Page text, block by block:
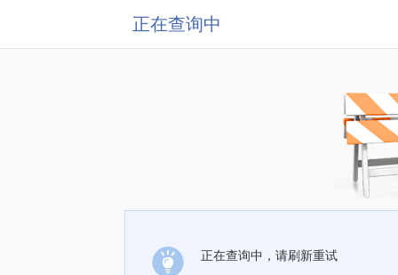
正在查询中
正在查询中，请刷新重试